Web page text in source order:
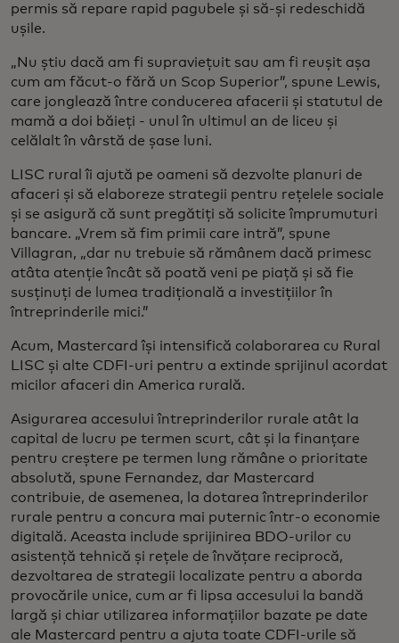
permis să repare rapid pagubele și să-și redeschidă
ușile.
„Nu știu dacă am fi supraviețuit sau am fi reușit așa
cum am făcut-o fără un Scop Superior”, spune Lewis,
care jonglează între conducerea afacerii și statutul de
mamă a doi băieți - unul în ultimul an de liceu și
celălalt în vârstă de șase luni.
LISC rural îi ajută pe oameni să dezvolte planuri de
afaceri și să elaboreze strategii pentru rețelele sociale
și se asigură că sunt pregătiți să solicite împrumuturi
bancare. „Vrem să fim primii care intră”, spune
Villagran, „dar nu trebuie să rămânem dacă primesc
atâta atenție încât să poată veni pe piață și să fie
susținuți de lumea tradițională a investițiilor în
întreprinderile mici.”
Acum, Mastercard își intensifică colaborarea cu Rural
LISC și alte CDFI-uri pentru a extinde sprijinul acordat
micilor afaceri din America rurală.
Asigurarea accesului întreprinderilor rurale atât la
capital de lucru pe termen scurt, cât și la finanțare
pentru creștere pe termen lung rămâne o prioritate
absolută, spune Fernandez, dar Mastercard
contribuie, de asemenea, la dotarea întreprinderilor
rurale pentru a concura mai puternic într-o economie
digitală. Aceasta include sprijinirea BDO-urilor cu
asistență tehnică și rețele de învățare reciprocă,
dezvoltarea de strategii localizate pentru a aborda
provocările unice, cum ar fi lipsa accesului la bandă
largă și chiar utilizarea informațiilor bazate pe date
ale Mastercard pentru a ajuta toate CDFI-urile să